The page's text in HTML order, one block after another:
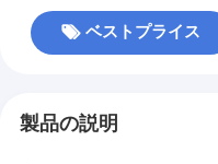
ベストプライス
製品の説明